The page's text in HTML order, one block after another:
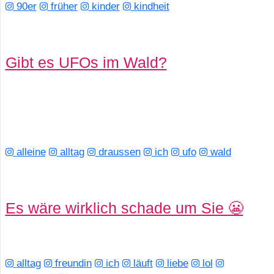
n
u
L
90er früher kinder kindheit
Gibt es UFOs im Wald?
alleine alltag draussen ich ufo wald
Es wäre wirklich schade um Sie 😬
alltag freundin ich läuft liebe
lol